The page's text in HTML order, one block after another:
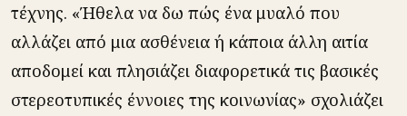
τέχνης. «Ήθελα να δω πώς ένα μυαλό που
αλλάζει από μια ασθένεια ή κάποια άλλη αιτία
αποδομεί και πλησιάζει διαφορετικά τις βασικές
στερεοτυπικές έννοιες της κοινωνίας» σχολιάζει